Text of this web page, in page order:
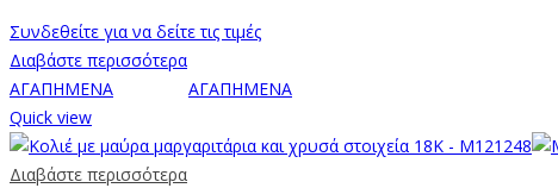
Συνδεθείτε για να δείτε τις τιμές
Διαβάστε περισσότερα
ΑΓΑΠΗΜΕΝΑ
ΑΓΑΠΗΜΕΝΑ
Quick view
Διαβάστε περισσότερα